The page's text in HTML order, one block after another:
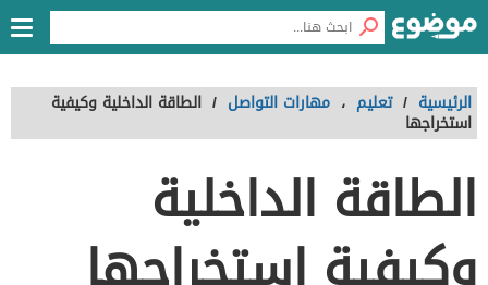
الرئيسية / تعليم ، مهارات التواصل / الطاقة الداخلية وكيفية
استخراجها
الطاقة الداخلية